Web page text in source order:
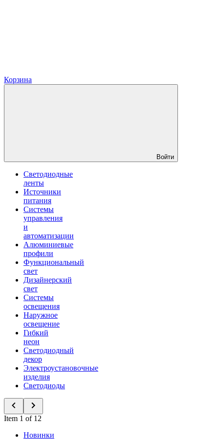
Корзина
Войти
Светодиодные
ленты
Источники
питания
Системы
управления
и
автоматизации
Алюминиевые
профили
Функциональный
свет
Дизайнерский
свет
Системы
освещения
Наружное
освещение
Гибкий
неон
Светодиодный
декор
Электроустановочные
изделия
Светодиоды
Item 1 of 12
Новинки